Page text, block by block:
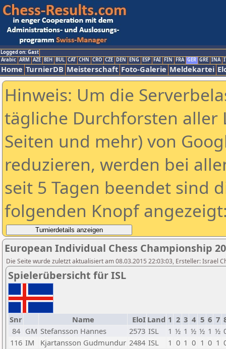
Logged on: Gast
Arabic ARM AZE BIH BUL CAT CHN CRO CZE DEN ENG ESP FAI FIN FRA GER GRE INA
Home TurnierDB Meisterschaft Foto-Galerie Meldekartei
Hinweis: Um die
tägliche Durchforsten aller
Seiten und mehr) von
reduzieren, werden bei
seit 5 Tagen beendet sind
folgenden Knopf
European Individual Chess Championship
Die Seite wurde zuletzt aktualisiert am 08.03.2015 22:03:03, Ersteller: Israel
Spielerübersicht für ISL
Snr Name EloI Land 1 2 3 4 5 6 7
84 GM Stefansson Hannes 2573 ISL 1 ½ 1 ½ ½ 1 ½
116 IM Kjartansson Gudmundur 2484 ISL 1 0 1 0 1 0 1